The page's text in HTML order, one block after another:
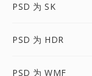
PSD 为 SK
PSD 为 HDR
PSD 为 WMF